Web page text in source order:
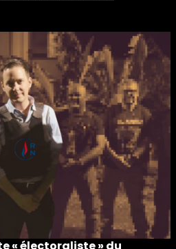
« électoraliste » du